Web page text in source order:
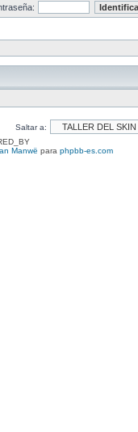
Saltar a:
Manwë para phpbb-es.com